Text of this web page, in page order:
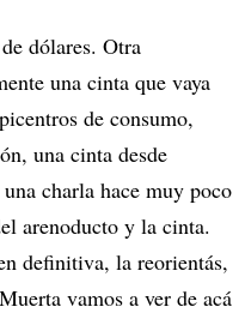
dólares. Otra
una cinta que vaya
de consumo,
una cinta desde
charla hace muy poco
arenoducto y la cinta.
definitiva, la reorientás,
vamos a ver de acá